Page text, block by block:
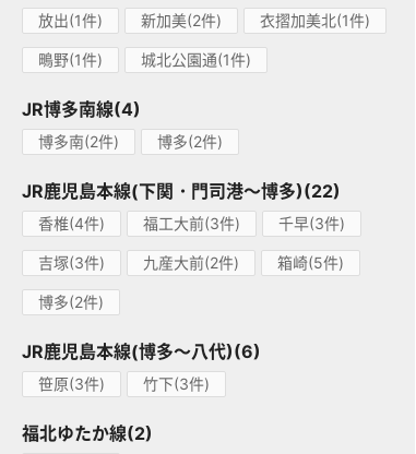
放出(1件) 新加美(2件) 衣摺加美北(1件)
鴫野(1件) 城北公園通(1件)
JR博多南線(4)
博多南(2件) 博多(2件)
JR鹿児島本線(下関・門司港～博多)(22)
香椎(4件) 福工大前(3件) 千早(3件)
吉塚(3件) 九産大前(2件) 箱崎(5件)
博多(2件)
JR鹿児島本線(博多～八代)(6)
笹原(3件) 竹下(3件)
福北ゆたか線(2)